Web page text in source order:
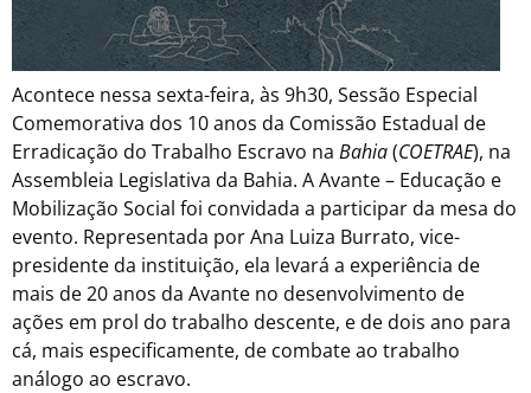
Acontece nessa sexta-feira, às 9h30, Sessão Especial
Comemorativa dos 10 anos da Comissão Estadual de
Erradicação do Trabalho Escravo na Bahia(COETRAE), na
Assembleia Legislativa da Bahia. A Avante – Educação e
Mobilização Social foi convidada a participar da mesa do
evento. Representada por Ana Luiza Burrato, vice-
presidente da instituição, ela levará a experiência de
mais de 20 anos da Avante no desenvolvimento de
ações em prol do trabalho descente, e de dois ano para
cá, mais especificamente, de combate ao trabalho
análogo ao escravo.